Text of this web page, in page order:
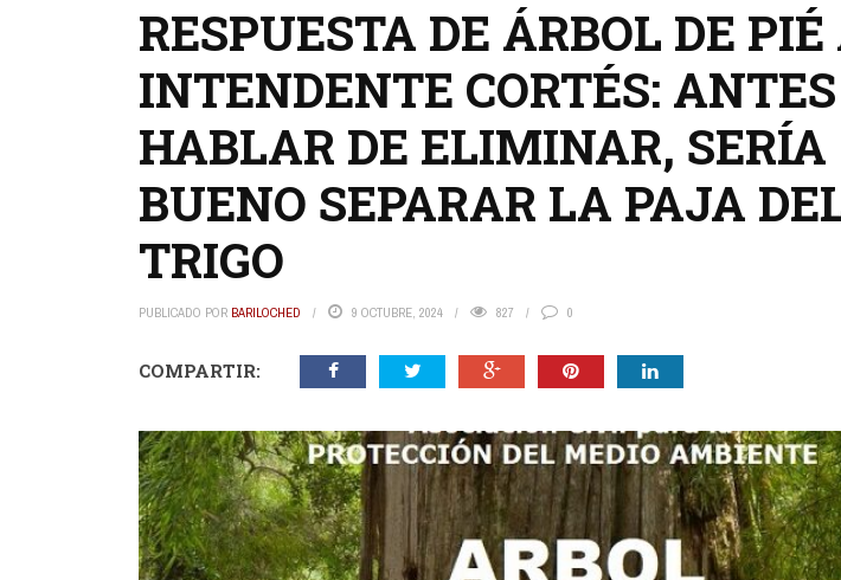
RESPUESTA DE ÁRBOL DE
INTENDENTE CORTÉS:
HABLAR DE ELIMINAR, SERÍA
BUENO SEPARAR LA PAJA
TRIGO
PUBLICADO POR BARILOCHED 9 OCTUBRE, 2024 827 0
COMPARTIR: